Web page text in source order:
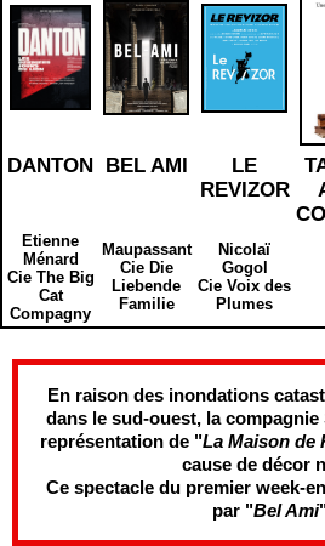
DANTON BEL AMI
LE
REVIZOR
Etienne
Ménard
Cie The Big
Cat
Compagny
Maupassant
Cie Die
Liebende
Familie
Nicolaï
Gogol
Cie Voix des
Plumes
En raison des inondations
dans le sud-ouest, la compagnie
représentation de "La Maison de
cause de décor
Ce spectacle du premier week-
par "Bel Ami